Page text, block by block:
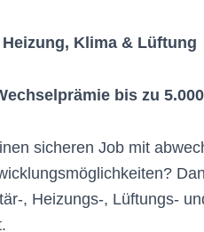
Klima & Lüftung
bis zu
sicheren Job mit
, Heizungs-, Lüftungs-